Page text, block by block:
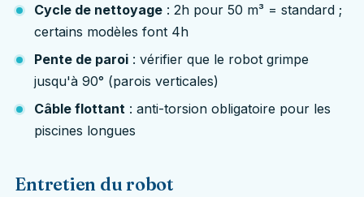
Cycle de nettoyage : 2h pour 50 m³ = standard ;
certains modèles font 4h
Pente de paroi : vérifier que le robot grimpe
jusqu'à 90° (parois verticales)
Câble flottant : anti-torsion obligatoire pour les
piscines longues
Entretien du robot